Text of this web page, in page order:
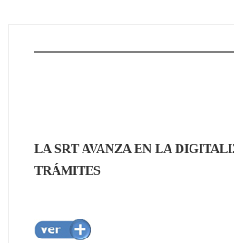
LA SRT AVANZA EN LA
TRÁMITES